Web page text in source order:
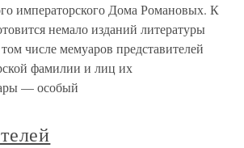
императорского Дома Романовых. К
немало изданий литературы
числе мемуаров представителей
фамилии и лиц их
— особый